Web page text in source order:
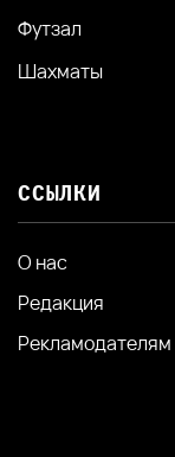
Футзал
Шахматы
ССЫЛКИ
О нас
Редакция
Рекламодателям